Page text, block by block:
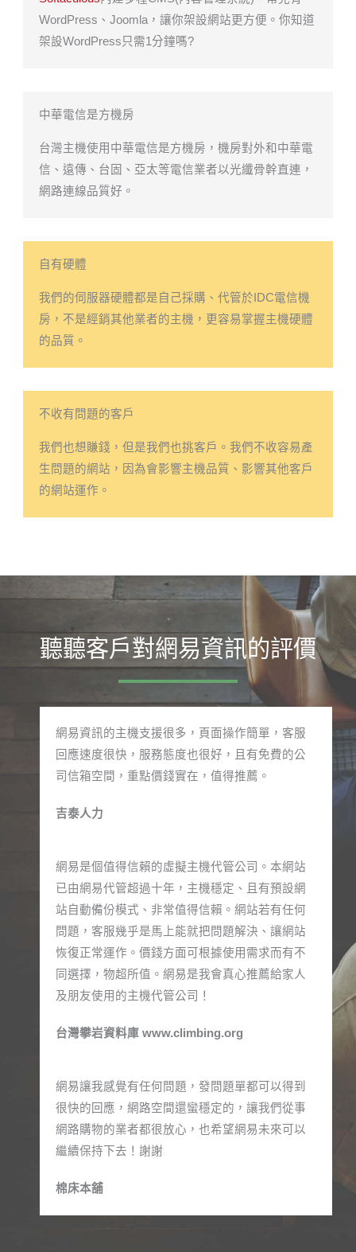
WordPress、Joomla，讓你架設網站更方便。你知道
架設WordPress只需1分鐘嗎?
中華電信是方機房
台灣主機使用中華電信是方機房，機房對外和中華電
信、遠傳、台固、亞太等電信業者以光纖骨幹直連，
網路連線品質好。
自有硬體
我們的伺服器硬體都是自己採購、代管於IDC電信機
房，不是經銷其他業者的主機，更容易掌握主機硬體
的品質。
不收有問題的客戶
我們也想賺錢，但是我們也挑客戶。我們不收容易產
生問題的網站，因為會影響主機品質、影響其他客戶
的網站運作。​
聽聽客戶對網易資訊的評價
網易資訊的主機支援很多，頁面操作簡單，客服
回應速度很快，服務態度也很好，且有免費的公
司信箱空間，重點價錢實在，值得推薦。​
吉泰人力​​
網易是個值得信賴的虛擬主機代管公司。本網站
已由網易代管超過十年，主機穩定、且有預設網
站自動備份模式、非常值得信賴。網站若有任何
問題，客服幾乎是馬上能就把問題解決、讓網站
恢復正常運作。價錢方面可根據使用需求而有不
同選擇，物超所值。網易是我會真心推薦給家人
及朋友使用的主機代管公司！
台灣攀岩資料庫 www.climbing.org​
網易讓我感覺有任何問題，發問題單都可以得到
很快的回應，網路空間還蠻穩定的，讓我們從事
網路購物的業者都很放心，也希望網易未來可以
繼續保持下去！謝謝
棉床本舖​